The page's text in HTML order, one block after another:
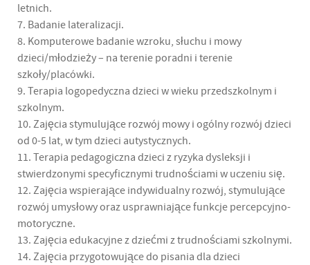
letnich.
7. Badanie lateralizacji.
8. Komputerowe badanie wzroku, słuchu i mowy
dzieci/młodzieży – na terenie poradni i terenie
szkoły/placówki.
9. Terapia logopedyczna dzieci w wieku przedszkolnym i
szkolnym.
10. Zajęcia stymulujące rozwój mowy i ogólny rozwój dzieci
od 0-5 lat, w tym dzieci autystycznych.
11. Terapia pedagogiczna dzieci z ryzyka dysleksji i
stwierdzonymi specyficznymi trudnościami w uczeniu się.
12. Zajęcia wspierające indywidualny rozwój, stymulujące
rozwój umysłowy oraz usprawniające funkcje percepcyjno-
motoryczne.
13. Zajęcia edukacyjne z dziećmi z trudnościami szkolnymi.
14. Zajęcia przygotowujące do pisania dla dzieci